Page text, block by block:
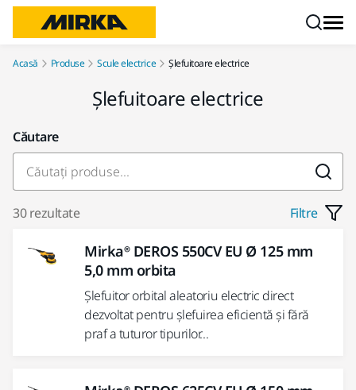
Acasă Produse Scule electrice Șlefuitoare electrice
Șlefuitoare electrice
Căutare
30 rezultate Filtre
Mirka® DEROS 550CV EU Ø 125 mm
5,0 mm orbita
Șlefuitor orbital aleatoriu electric direct
dezvoltat pentru șlefuirea eficientă și fără
praf a tuturor tipurilor...